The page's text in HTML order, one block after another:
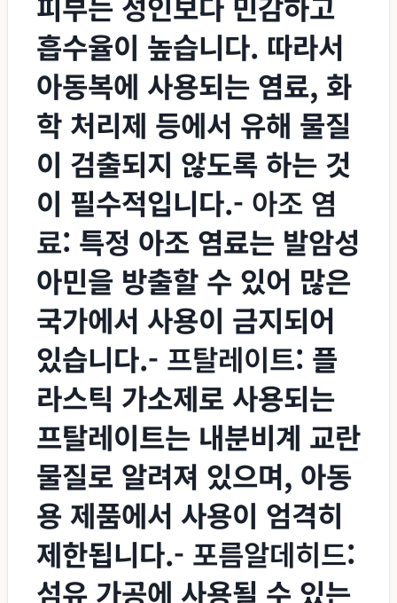
흡수율이 높습니다. 따라서
아동복에 사용되는 염료, 화
학 처리제 등에서 유해 물질
이 검출되지 않도록 하는 것
이 필수적입니다.- 아조 염
료: 특정 아조 염료는 발암성
아민을 방출할 수 있어 많은
국가에서 사용이 금지되어
있습니다.- 프탈레이트: 플
라스틱 가소제로 사용되는
프탈레이트는 내분비계 교란
물질로 알려져 있으며, 아동
용 제품에서 사용이 엄격히
제한됩니다.- 포름알데히드:
섬유 가공에 사용될 수 있는